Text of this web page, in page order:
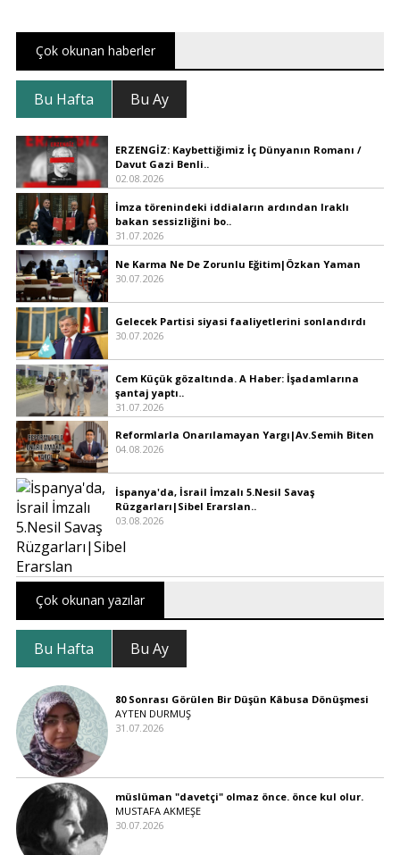
Çok okunan haberler
Bu Hafta Bu Ay
ERZENGİZ: Kaybettiğimiz İç Dünyanın Romanı /
Davut Gazi Benli..
02.08.2026
İmza törenindeki iddiaların ardından Iraklı
bakan sessizliğini bo..
31.07.2026
Ne Karma Ne De Zorunlu Eğitim|Özkan Yaman
30.07.2026
Gelecek Partisi siyasi faaliyetlerini sonlandırdı
30.07.2026
Cem Küçük gözaltında. A Haber: İşadamlarına
şantaj yaptı..
31.07.2026
Reformlarla Onarılamayan Yargı|Av.Semih Biten
04.08.2026
İspanya'da, İsrail İmzalı 5.Nesil Savaş
Rüzgarları|Sibel Erarslan..
03.08.2026
Çok okunan yazılar
Bu Hafta Bu Ay
80 Sonrası Görülen Bir Düşün Kâbusa Dönüşmesi
AYTEN DURMUŞ
31.07.2026
müslüman "davetçi" olmaz önce. önce kul olur.
MUSTAFA AKMEŞE
30.07.2026